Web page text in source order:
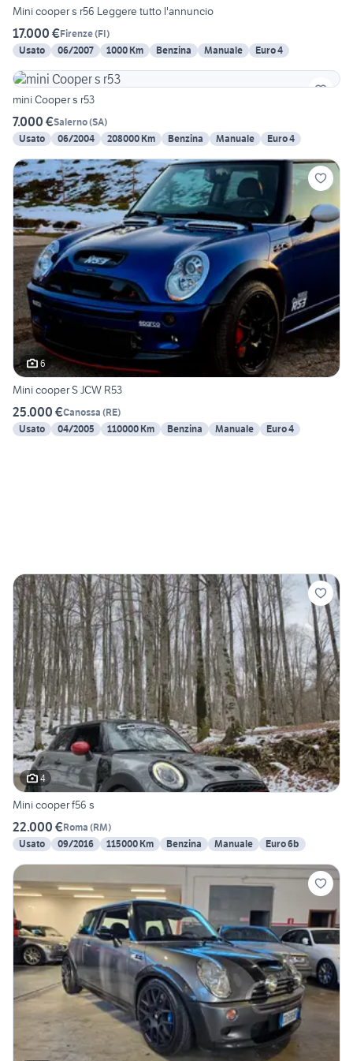
Mini cooper s r56 Leggere tutto l'annuncio
17.000 €Firenze(FI)
Usato
06/2007 1000 Km Benzina Manuale Euro 4
mini Cooper s r53
7.000 €Salerno(SA)
Usato
06/2004 208000 Km Benzina Manuale Euro 4
6
Mini cooper S JCW R53
25.000 €Canossa (RE)
Usato
04/2005 110000 Km Benzina Manuale Euro 4
4
Mini cooper f56 s
22.000 €Roma (RM)
Usato
09/2016 115000 Km Benzina Manuale Euro 6b